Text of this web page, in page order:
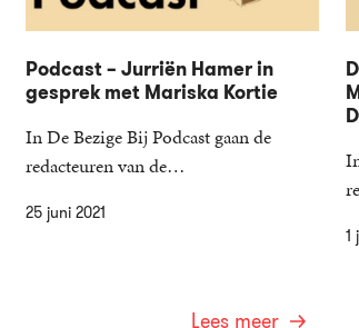
25 juni 2021
Podcast – Jurriën Hamer in
gesprek met Mariska Kortie
In De Bezige Bij Podcast gaan de
redacteuren van de…
Lees meer
1